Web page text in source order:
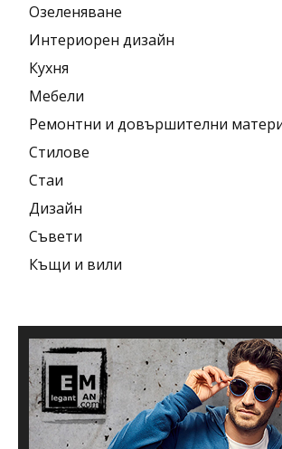
Озеленяване
Интериорен дизайн
Кухня
Мебели
Ремонтни и довършителни
Стилове
Стаи
Дизайн
Съвети
Къщи и вили